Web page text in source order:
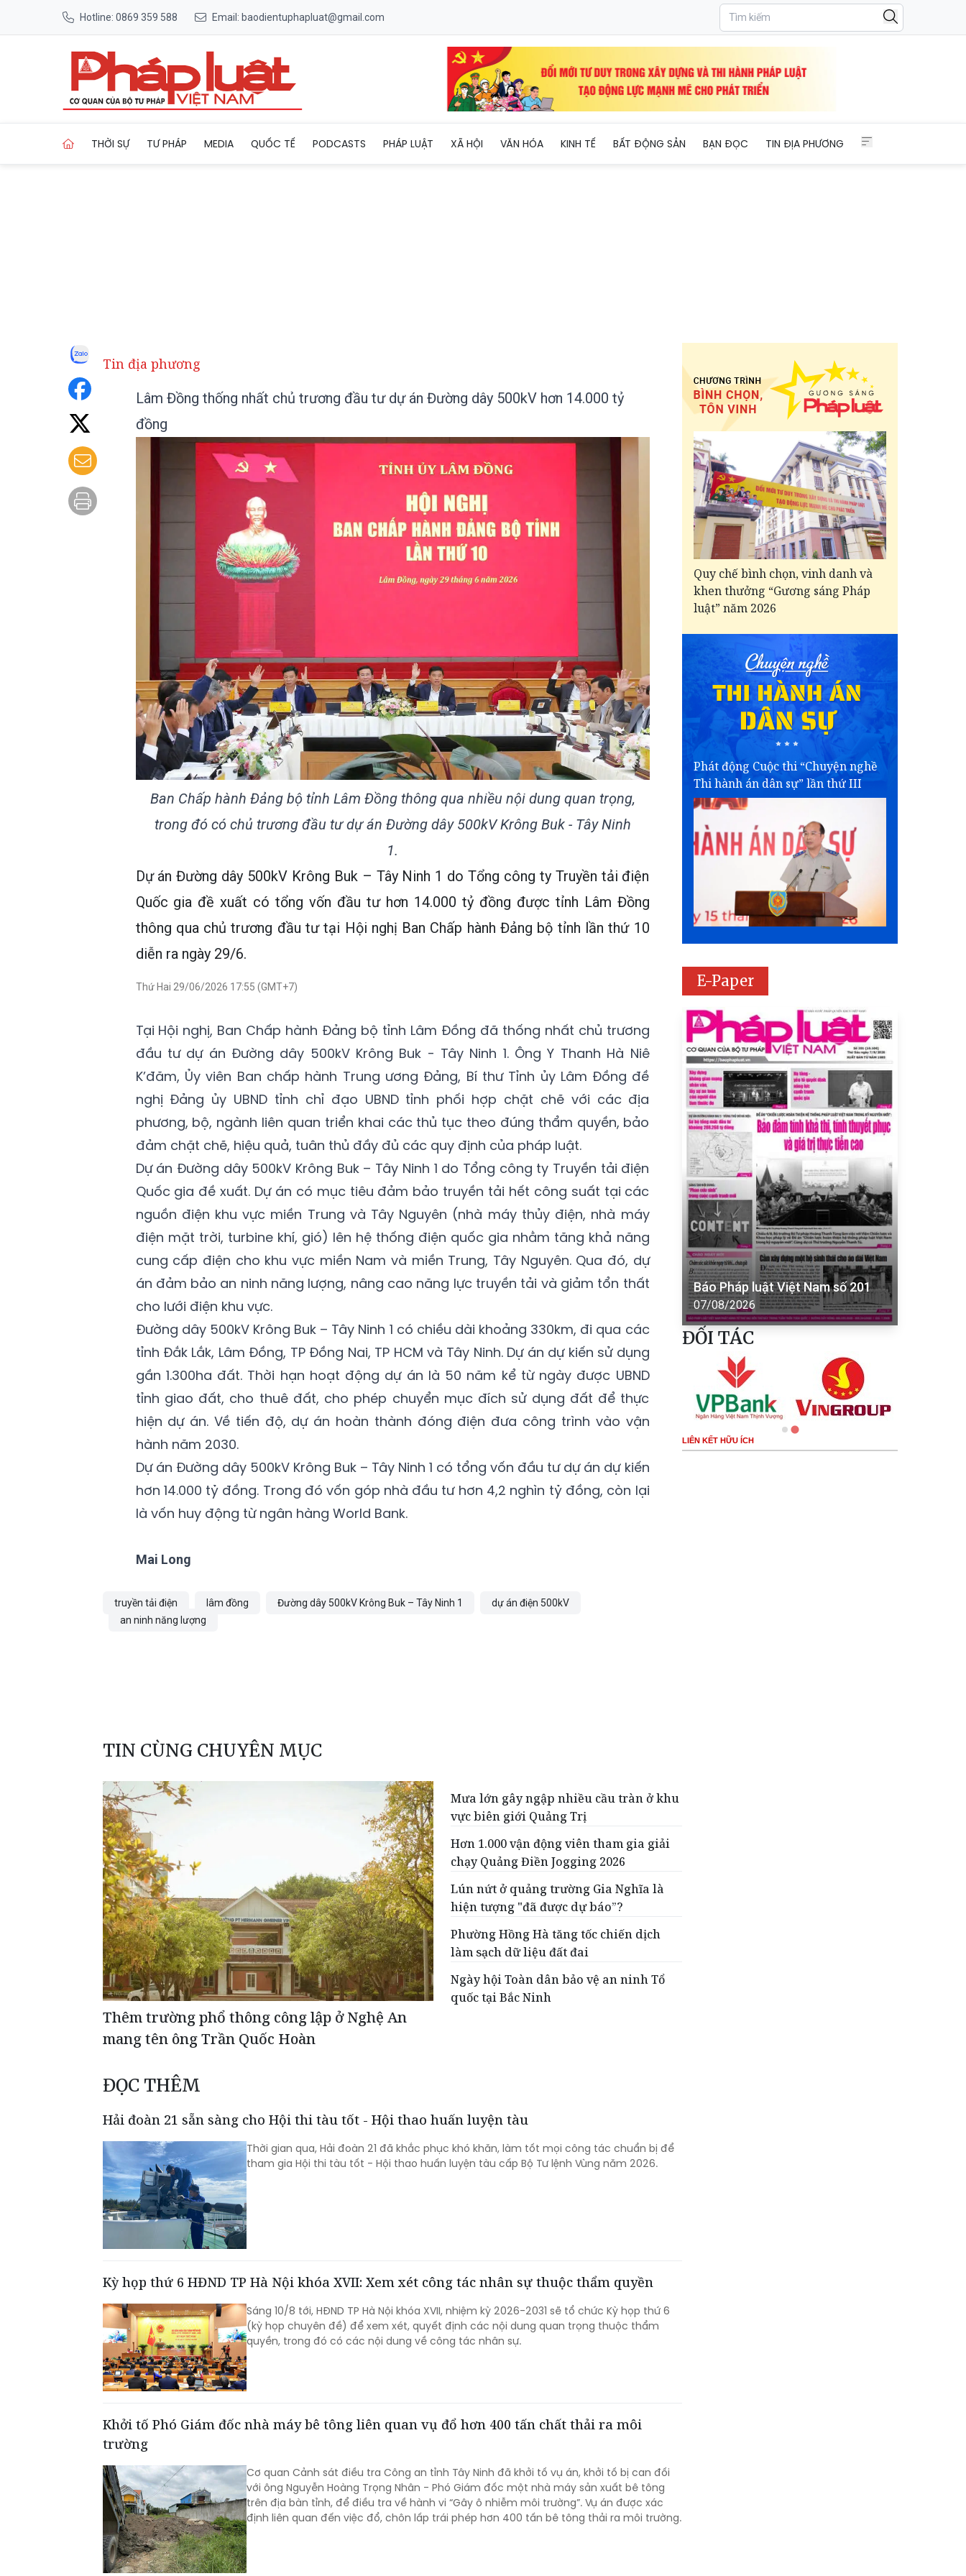
Hotline: 0869 359 588 Email: baodientuphapluat@gmail.com
THỜI SỰ TƯ PHÁP MEDIA QUỐC TẾ PODCASTS PHÁP LUẬT XÃ HỘI VĂN HÓA KINH TẾ BẤT ĐỘNG SẢN BẠN ĐỌC TIN ĐỊA PHƯƠNG
Tin địa phương
Lâm Đồng thống nhất chủ trương đầu tư dự án Đường dây 500kV hơn 14.000 tỷ
đồng
Ban Chấp hành Đảng bộ tỉnh Lâm Đồng thông qua nhiều nội dung quan trọng,
trong đó có chủ trương đầu tư dự án Đường dây 500kV Krông Buk - Tây Ninh
1.
Dự án Đường dây 500kV Krông Buk – Tây Ninh 1 do Tổng công ty Truyền tải điện
Quốc gia đề xuất có tổng vốn đầu tư hơn 14.000 tỷ đồng được tỉnh Lâm Đồng
thông qua chủ trương đầu tư tại Hội nghị Ban Chấp hành Đảng bộ tỉnh lần thứ 10
diễn ra ngày 29/6.
Thứ Hai 29/06/2026 17:55 (GMT+7)
Tại Hội nghị, Ban Chấp hành Đảng bộ tỉnh Lâm Đồng đã thống nhất chủ trương
đầu tư dự án Đường dây 500kV Krông Buk - Tây Ninh 1. Ông Y Thanh Hà Niê
K’đăm, Ủy viên Ban chấp hành Trung ương Đảng, Bí thư Tỉnh ủy Lâm Đồng đề
nghị Đảng ủy UBND tỉnh chỉ đạo UBND tỉnh phối hợp chặt chẽ với các địa
phương, bộ, ngành liên quan triển khai các thủ tục theo đúng thẩm quyền, bảo
đảm chặt chẽ, hiệu quả, tuân thủ đầy đủ các quy định của pháp luật.
Dự án Đường dây 500kV Krông Buk – Tây Ninh 1 do Tổng công ty Truyền tải điện
Quốc gia đề xuất. Dự án có mục tiêu đảm bảo truyền tải hết công suất tại các
nguồn điện khu vực miền Trung và Tây Nguyên (nhà máy thủy điện, nhà máy
điện mặt trời, turbine khí, gió) lên hệ thống điện quốc gia nhằm tăng khả năng
cung cấp điện cho khu vực miền Nam và miền Trung, Tây Nguyên. Qua đó, dự
án đảm bảo an ninh năng lượng, nâng cao năng lực truyền tải và giảm tổn thất
cho lưới điện khu vực.
Đường dây 500kV Krông Buk – Tây Ninh 1 có chiều dài khoảng 330km, đi qua các
tỉnh Đắk Lắk, Lâm Đồng, TP Đồng Nai, TP HCM và Tây Ninh. Dự án dự kiến sử dụng
gần 1.300ha đất. Thời hạn hoạt động dự án là 50 năm kể từ ngày được UBND
tỉnh giao đất, cho thuê đất, cho phép chuyển mục đích sử dụng đất để thực
hiện dự án. Về tiến độ, dự án hoàn thành đóng điện đưa công trình vào vận
hành năm 2030.
Dự án Đường dây 500kV Krông Buk – Tây Ninh 1 có tổng vốn đầu tư dự án dự kiến
hơn 14.000 tỷ đồng. Trong đó vốn góp nhà đầu tư hơn 4,2 nghìn tỷ đồng, còn lại
là vốn huy động từ ngân hàng World Bank.
Mai Long
truyền tải điện lâm đồng Đường dây 500kV Krông Buk – Tây Ninh 1
dự án điện 500kV
an ninh năng lượng
TIN CÙNG CHUYÊN MỤC
Thêm trường phổ thông công lập ở Nghệ An
mang tên ông Trần Quốc Hoàn
Mưa lớn gây ngập nhiều cầu tràn ở khu
vực biên giới Quảng Trị
Hơn 1.000 vận động viên tham gia giải
chạy Quảng Điền Jogging 2026
Lún nứt ở quảng trường Gia Nghĩa là
hiện tượng "đã được dự báo”?
Phường Hồng Hà tăng tốc chiến dịch
làm sạch dữ liệu đất đai
Ngày hội Toàn dân bảo vệ an ninh Tổ
quốc tại Bắc Ninh
ĐỌC THÊM
Hải đoàn 21 sẵn sàng cho Hội thi tàu tốt - Hội thao huấn luyện tàu
Thời gian qua, Hải đoàn 21 đã khắc phục khó khăn, làm tốt mọi công tác chuẩn bị để
tham gia Hội thi tàu tốt - Hội thao huấn luyện tàu cấp Bộ Tư lệnh Vùng năm 2026.
Kỳ họp thứ 6 HĐND TP Hà Nội khóa XVII: Xem xét công tác nhân sự thuộc thẩm quyền
Sáng 10/8 tới, HĐND TP Hà Nội khóa XVII, nhiệm kỳ 2026-2031 sẽ tổ chức Kỳ họp thứ 6
(kỳ họp chuyên đề) để xem xét, quyết định các nội dung quan trọng thuộc thẩm
quyền, trong đó có các nội dung về công tác nhân sự.
Khởi tố Phó Giám đốc nhà máy bê tông liên quan vụ đổ hơn 400 tấn chất thải ra môi
trường
Cơ quan Cảnh sát điều tra Công an tỉnh Tây Ninh đã khởi tố vụ án, khởi tố bị can đối
với ông Nguyễn Hoàng Trọng Nhân - Phó Giám đốc một nhà máy sản xuất bê tông
trên địa bàn tỉnh, để điều tra về hành vi “Gây ô nhiễm môi trường”. Vụ án được xác
định liên quan đến việc đổ, chôn lấp trái phép hơn 400 tấn bê tông thải ra môi trường.
Quy chế bình chọn, vinh danh và
khen thưởng “Gương sáng Pháp
luật” năm 2026
Phát động Cuộc thi “Chuyện nghề
Thi hành án dân sự” lần thứ III
E-Paper
Báo Pháp luật Việt Nam số 201
07/08/2026
ĐỐI TÁC
LIÊN KẾT HỮU ÍCH